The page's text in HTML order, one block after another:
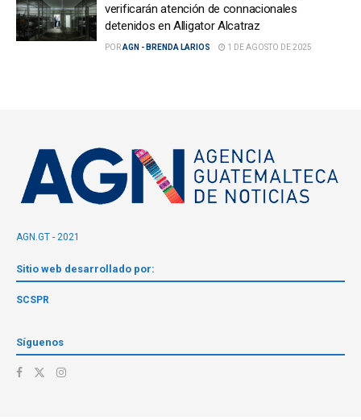
verificarán atención de connacionales
detenidos en Alligator Alcatraz
PORAGN - BRENDA LARIOS 1 DE AGOSTO DE 2025
AGN.GT - 2021
Sitio web desarrollado por:
SCSPR
Síguenos